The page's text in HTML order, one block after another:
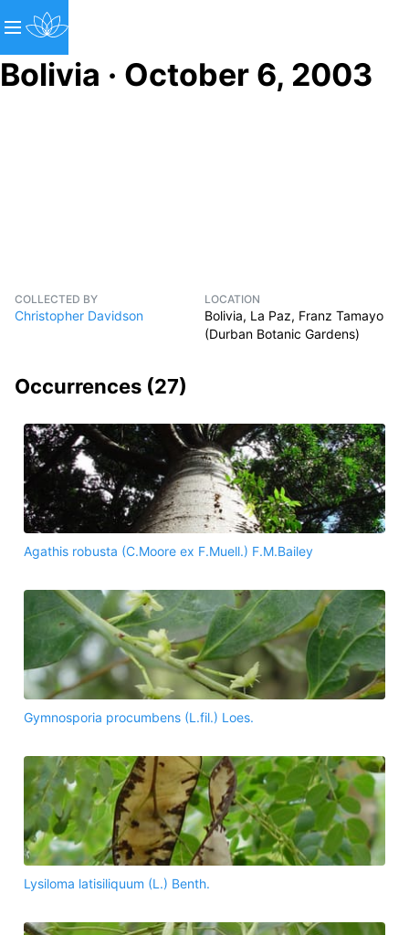
Bolivia · October 6, 2003
COLLECTED BY
Christopher Davidson
LOCATION
Bolivia, La Paz, Franz Tamayo
(Durban Botanic Gardens)
Occurrences (27)
Agathis robusta (C.Moore ex F.Muell.) F.M.Bailey
Gymnosporia procumbens (L.fil.) Loes.
Lysiloma latisiliquum (L.) Benth.